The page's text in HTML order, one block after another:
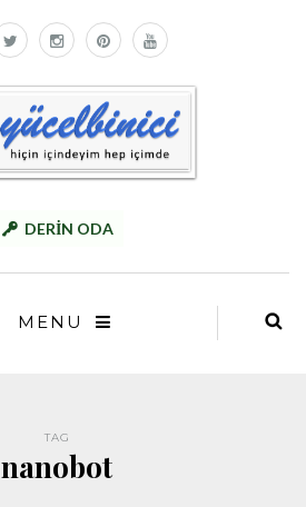
DERİN ODA
MENU
TAG
nanobot